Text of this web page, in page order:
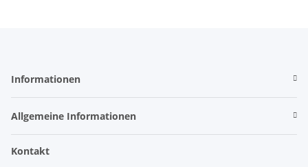
Informationen
Allgemeine Informationen
Kontakt